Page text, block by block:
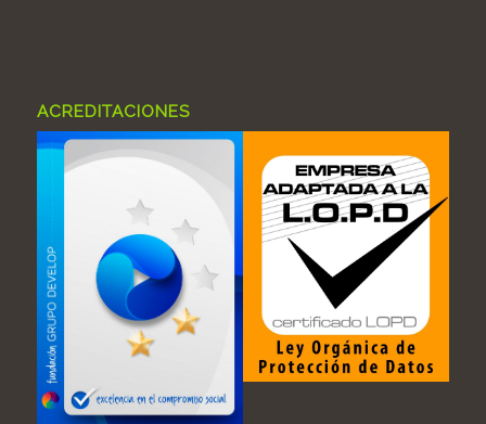
ACREDITACIONES